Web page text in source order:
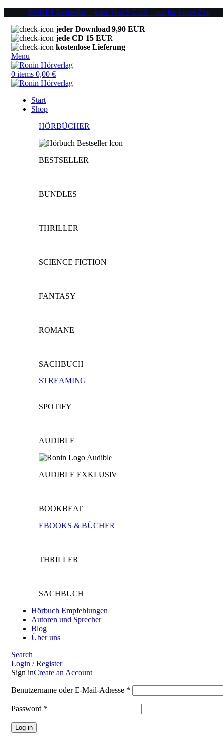
RONIN Bestseller - jeder Titel 5 EUR - nur für kurze Zeit
jeder Download 9,90 EUR
jede CD 15 EUR
kostenlose Lieferung
Menu
0 items 0,00 €
Start
Shop
HÖRBÜCHER
BESTSELLER
BUNDLES
THRILLER
SCIENCE FICTION
FANTASY
ROMANE
SACHBUCH
STREAMING
SPOTIFY
AUDIBLE
AUDIBLE EXKLUSIV
BOOKBEAT
EBOOKS & BÜCHER
THRILLER
SACHBUCH
Hörbuch Empfehlungen
Autoren und Sprecher
Blog
Über uns
Search
Login / Register
Sign inCreate an Account
Benutzername oder E-Mail-Adresse *
Password *
Log in